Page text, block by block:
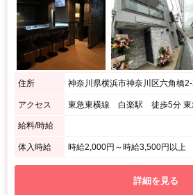
住所 神奈川県横浜市神奈川区六角橋
アクセス
給料/時給
体入時給 時給2,000円～時給3,500円以上
詳細を見る